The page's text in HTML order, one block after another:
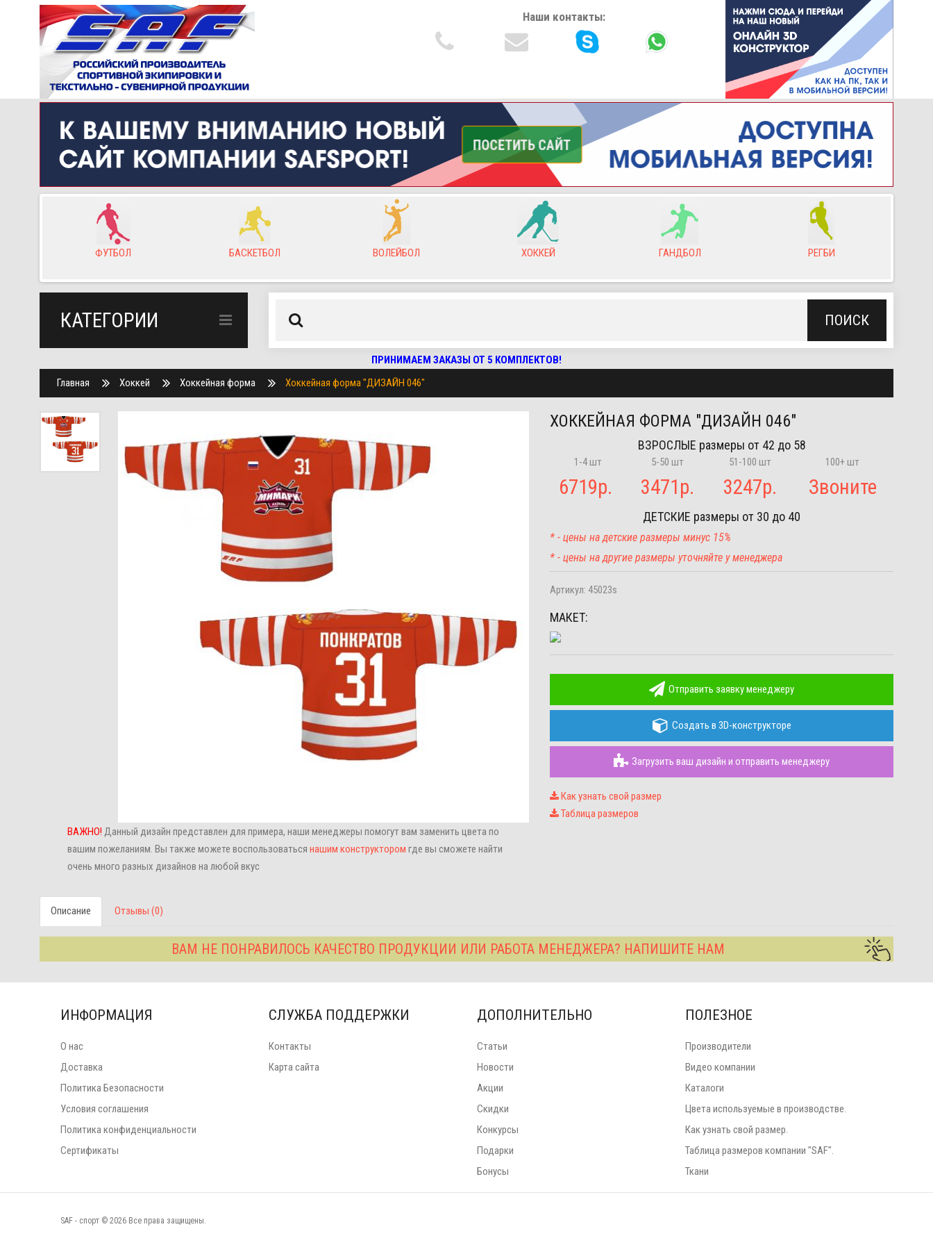
Наши контакты:
ФУТБОЛ БАСКЕТБОЛ ВОЛЕЙБОЛ ХОККЕЙ ГАНДБОЛ РЕГБИ
КАТЕГОРИИ ПОИСК
ПРИНИМАЕМ ЗАКАЗЫ ОТ 5 КОМПЛЕКТОВ!
Главная
Хоккей Хоккейная форма Хоккейная форма "ДИЗАЙН 046"
ВАЖНО! Данный дизайн представлен для примера, наши менеджеры помогут вам заменить цвета по
вашим пожеланиям. Вы также можете воспользоваться нашим конструктором где вы сможете найти
очень много разных дизайнов на любой вкус
ХОККЕЙНАЯ ФОРМА "ДИЗАЙН 046"
ВЗРОСЛЫЕ размеры от 42 до 58
1-4 шт 5-50 шт 51-100 шт 100+ шт
6719р. 3471р. 3247р. Звоните
ДЕТСКИЕ размеры от 30 до 40
* - цены на детские размеры минус 15%
* - цены на другие размеры уточняйте у менеджера
Артикул: 45023s
МАКЕТ:
Отправить заявку менеджеру
Создать в 3D-конструкторе
Загрузить ваш дизайн и отправить менеджеру
Как узнать свой размер
Таблица размеров
Описание Отзывы (0)
ВАМ НЕ ПОНРАВИЛОСЬ КАЧЕСТВО ПРОДУКЦИИ ИЛИ РАБОТА МЕНЕДЖЕРА? НАПИШИТЕ НАМ
ИНФОРМАЦИЯ
О нас
Доставка
Политика Безопасности
Условия соглашения
Политика конфиденциальности
Сертификаты
СЛУЖБА ПОДДЕРЖКИ
Контакты
Карта сайта
ДОПОЛНИТЕЛЬНО
Статьи
Новости
Акции
Скидки
Конкурсы
Подарки
Бонусы
ПОЛЕЗНОЕ
Производители
Видео компании
Каталоги
Цвета используемые в производстве.
Как узнать свой размер.
Таблица размеров компании "SAF".
Ткани
SAF - спорт © 2026 Все права защищены.